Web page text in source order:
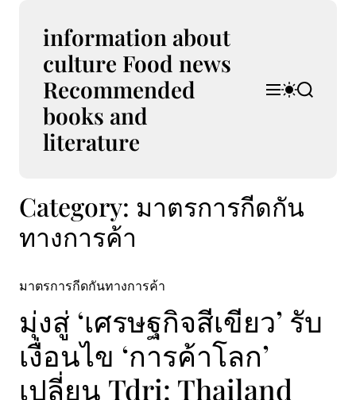
information about
culture Food news
Recommended
books and
literature
M S
w
o
l
e
S
e
Category: มาตรการกีดกัน
ทางการค้า
มาตรการกีดกันทางการค้า
มุ่งสู่ ‘เศรษฐกิจสีเขียว’ รับ
เงื่อนไข ‘การค้าโลก’
เปลี่ยน Tdri: Thailand